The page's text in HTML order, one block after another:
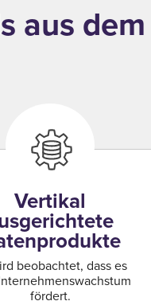
aus
Vertikal
beobachtet, dass es
fördert.